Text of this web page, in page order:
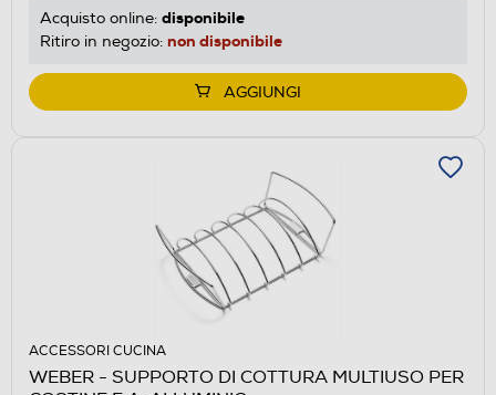
Acquisto online: disponibile
Ritiro in negozio: non disponibile
AGGIUNGI
ACCESSORI CUCINA
WEBER - SUPPORTO DI COTTURA MULTIUSO PER